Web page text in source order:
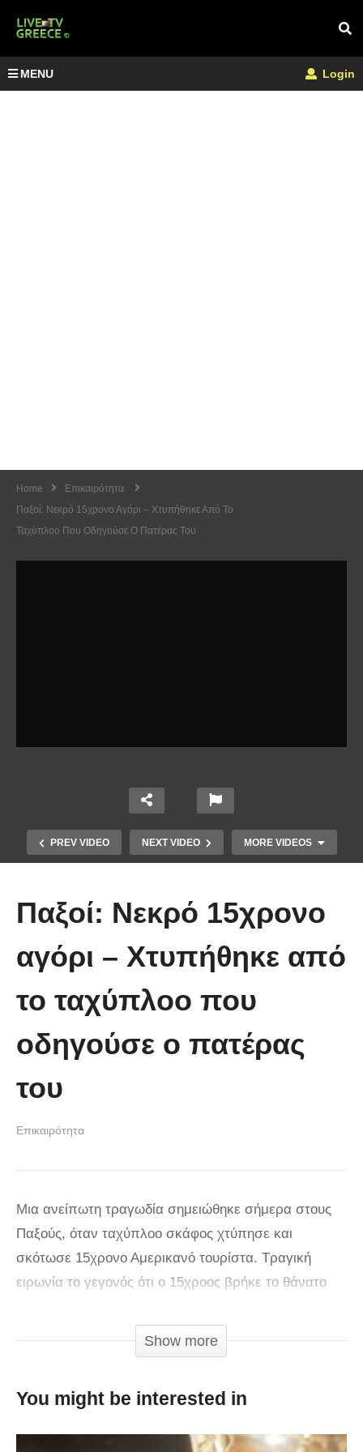
MENU Login
Home
Επικαιρότητα
Παξοί: Νεκρό 15χρονο Αγόρι – Χτυπήθηκε Από Το
Ταχύπλοο Που Οδηγούσε Ο Πατέρας Του
PREV VIDEO NEXT VIDEO MORE VIDEOS
πρώτη στιγμή και συγκίνησε το
νοηματική με ένα μικρό κορίτσι
Παξοί: Νεκρό 15χρονο
αγόρι – Χτυπήθηκε από
το ταχύπλοο που
οδηγούσε ο πατέρας
του
Επικαιρότητα
Μια ανείπωτη τραγωδία σημειώθηκε σήμερα στους
Παξούς, όταν ταχύπλοο σκάφος χτύπησε και
σκότωσε 15χρονο Αμερικανό τουρίστα. Τραγική
ειρωνία το γεγονός ότι ο 15χροος βρήκε το θάνατο
πατέρας του. Το δυστύχημα συνέβη στη θαλάσσια
περιοχή Μογγονησίου Παξών. Σύμφωνα με τις
την οικογένεια του για διακοπές στην Ελλάδα και
Show more
You might be interested in